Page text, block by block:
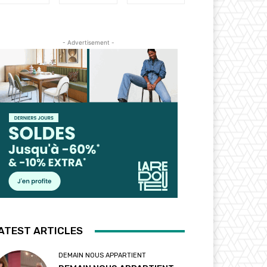
- Advertisement -
ARTICLES
DEMAIN NOUS APPARTIENT